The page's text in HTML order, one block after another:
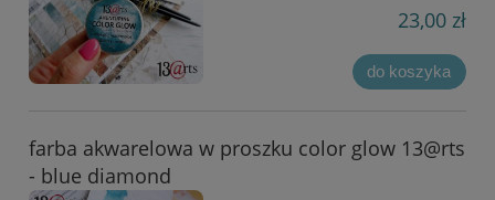
23,00 zł
do koszyka
farba akwarelowa w proszku color glow 13@rts
- blue diamond